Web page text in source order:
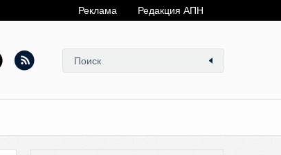
Реклама Редакция АПН